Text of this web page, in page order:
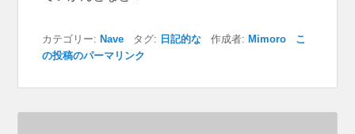
カテゴリー:Nave タグ: 日記的な 作成者:Mimoro
こ
の投稿のパーマリンク